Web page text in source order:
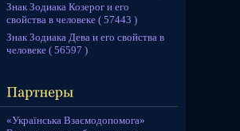
Знак Зодиака Козерог и его
свойства в человеке ( 57443 )
Знак Зодиака Дева и его свойства в
человеке ( 56597 )
«Українська Взаємодопомога»